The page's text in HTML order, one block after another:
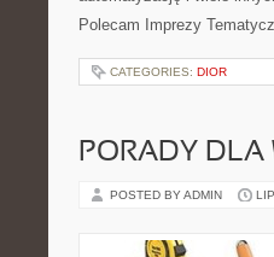
Polecam Imprezy
CATEGORIES: DIOR
PORADY DLA
POSTED BY ADMIN